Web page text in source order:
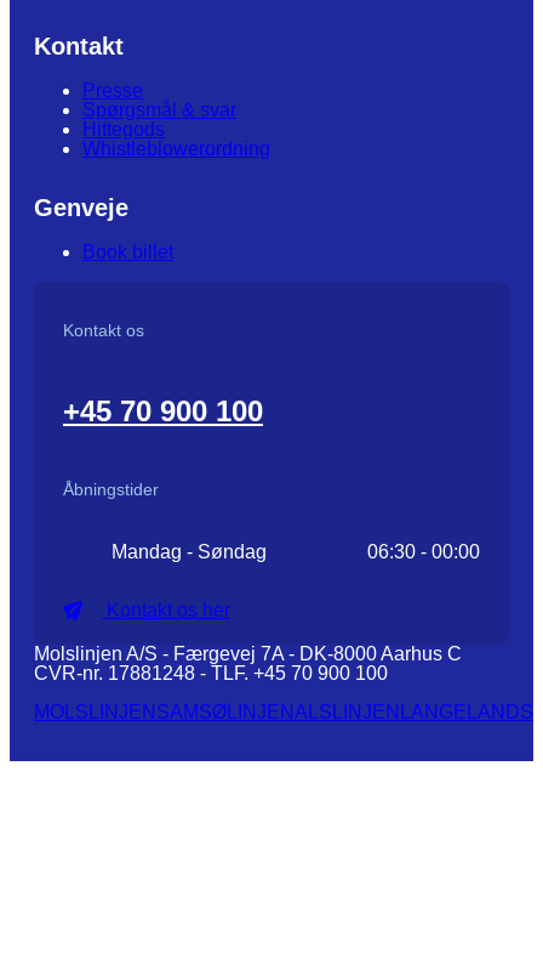
Kontakt
Presse
Spørgsmål & svar
Hittegods
Whistleblowerordning
Genveje
Book billet
Kontakt os
+45 70 900 100
Åbningstider
Mandag - Søndag 06:30 - 00:00
Kontakt os her
Molslinjen A/S - Færgevej 7A - DK-8000 Aarhus C
CVR-nr. 17881248 - TLF. +45 70 900 100
MOLSLINJEN SAMSØLINJENALSLINJEN